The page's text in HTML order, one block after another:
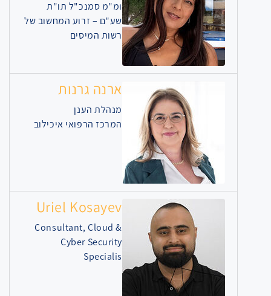
ומ"מ סמנכ"ל תו"ת
שע"ם – זרוע המחשוב של
רשות המיסים
ארנה גרנות
מנהלת הענן
המרכז הרפואי איכילוב
Uriel Kosayev
Consultant, Cloud &
Cyber Security
Specialis